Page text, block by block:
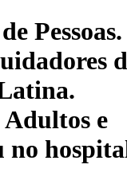
Pessoas.
Adultos e
no